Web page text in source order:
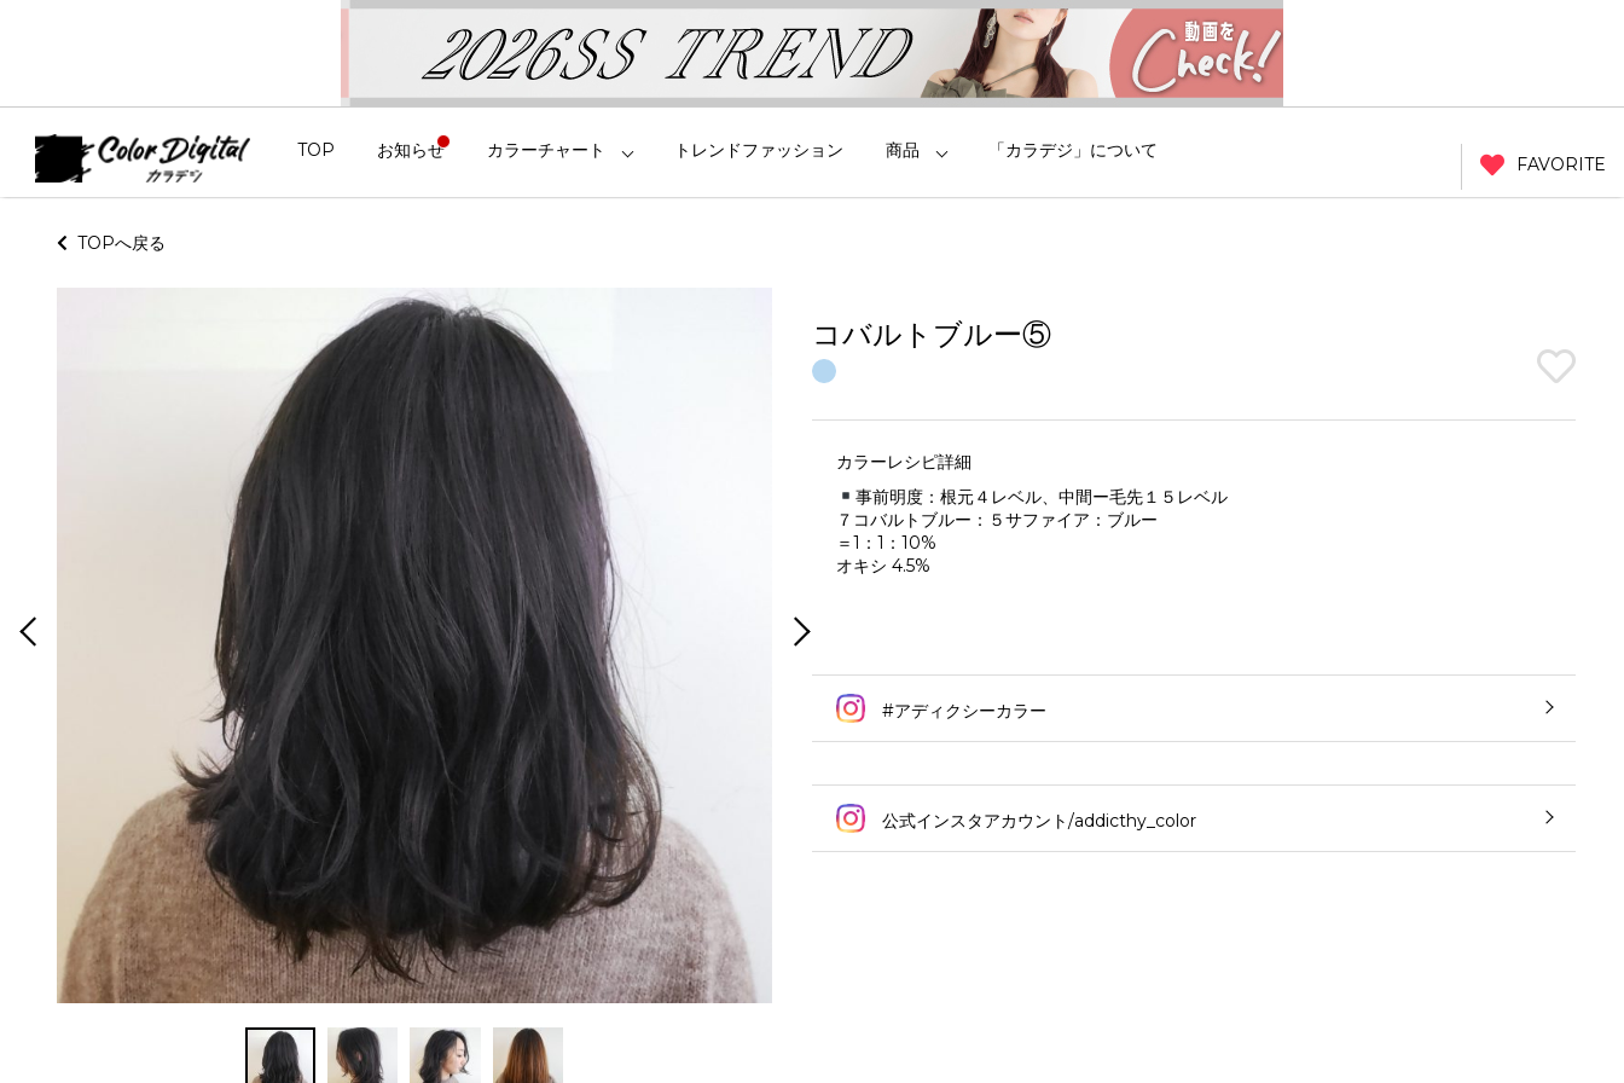
TOP お知らせ カラーチャート トレンドファッション 商品 「カラデジ」について
FAVORITE
TOPへ戻る
コバルトブルー⑤
カラーレシピ詳細
事前明度：根元４レベル、中間ー毛先１５レベル
７コバルトブルー：５サファイア：ブルー
＝1：1：10%
オキシ 4.5%
#アディクシーカラー
公式インスタアカウント/addicthy_color